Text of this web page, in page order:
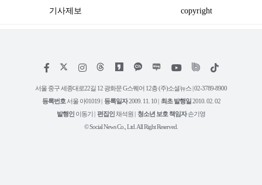
기사제보 copyright
페
스
인
타
램
위
트
유
튜
틱
서울 중구 세종대로22길 12 광화문 G스퀘어 12층 (주)소셜뉴스 | 02-3789-8900
등록번호 서울 아01019 | 등록일자2009. 11. 10 | 최초 발행일2010. 02. 02
발행인 이동기 | 편집인채석원 | 청소년 보호 책임자손기영
© Social News Co., Ltd. All Right Reserved.